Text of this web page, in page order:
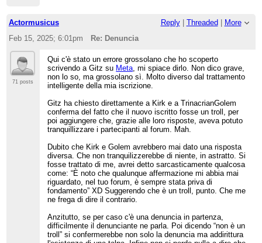
Actormusicus Reply| Threaded
More
Feb 15, 2025; 6:01pm
Re: Denuncia
71 posts
Qui c'è stato un errore grossolano che ho scoperto
scrivendo a Gitz su Meta , mi spiace dirlo. Non dico grave,
non lo so, ma grossolano sì. Molto diverso dal trattamento
intelligente della mia iscrizione.
Gitz ha chiesto direttamente a Kirk e a TrinacrianGolem
conferma del fatto che il nuovo iscritto fosse un troll, per
poi aggiungere che, grazie alle loro risposte, aveva potuto
tranquillizzare i partecipanti al forum. Mah.
Dubito che Kirk e Golem avrebbero mai dato una risposta
diversa. Che non tranquilizzerebbe di niente, in astratto. Si
fosse trattato di me, avrei detto sarcasticamente qualcosa
come: “È noto che qualunque affermazione mi abbia mai
riguardato, nel tuo forum, è sempre stata priva di
fondamento” XD Suggerendo che è un troll, punto. Che me
ne frega di dire il contrario.
Anzitutto, se per caso c'è una denuncia in partenza,
difficilmente il denunciante ne parla. Poi dicendo “non è un
troll” si confermerebbe non solo la denuncia ma addirittura